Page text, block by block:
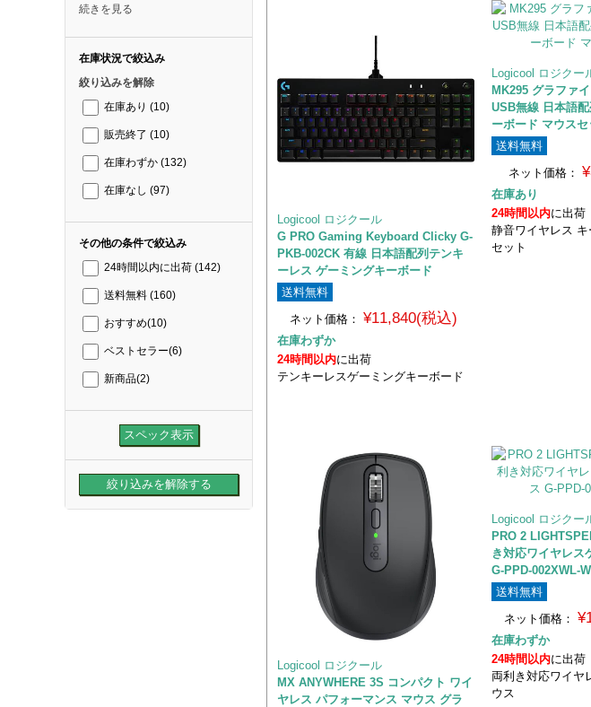
続きを見る
在庫状況で絞込み
絞り込みを解除
在庫あり (10)
販売終了 (10)
在庫わずか (132)
在庫なし (97)
その他の条件で絞込み
24時間以内に出荷 (142)
送料無料 (160)
おすすめ(10)
ベストセラー(6)
新商品(2)
Logicool ロジクール
G PRO Gaming Keyboard Clicky G-
PKB-002CK 有線 日本語配列テンキ
ーレス ゲーミングキーボード
送料無料
ネット価格：
¥11,840(税込)
在庫わずか
24時間以内に出荷
テンキーレスゲーミングキーボード
Logicool ロジクー
MK295 グラファ
USB無線 日本語
ーボード マウスセ
送料無料
ネット価格：
在庫あり
24時間以内に出荷
静音ワイヤレス
セット
Logicool ロジクール
MX ANYWHERE 3S コンパクト ワイ
ヤレス パフォーマンス マウス グラ
Logicool ロジクー
PRO 2
き対応ワイヤレス
G-PPD-002XWL-
送料無料
ネット価格：
在庫わずか
24時間以内に出荷
両利き対応ワイヤ
ウス